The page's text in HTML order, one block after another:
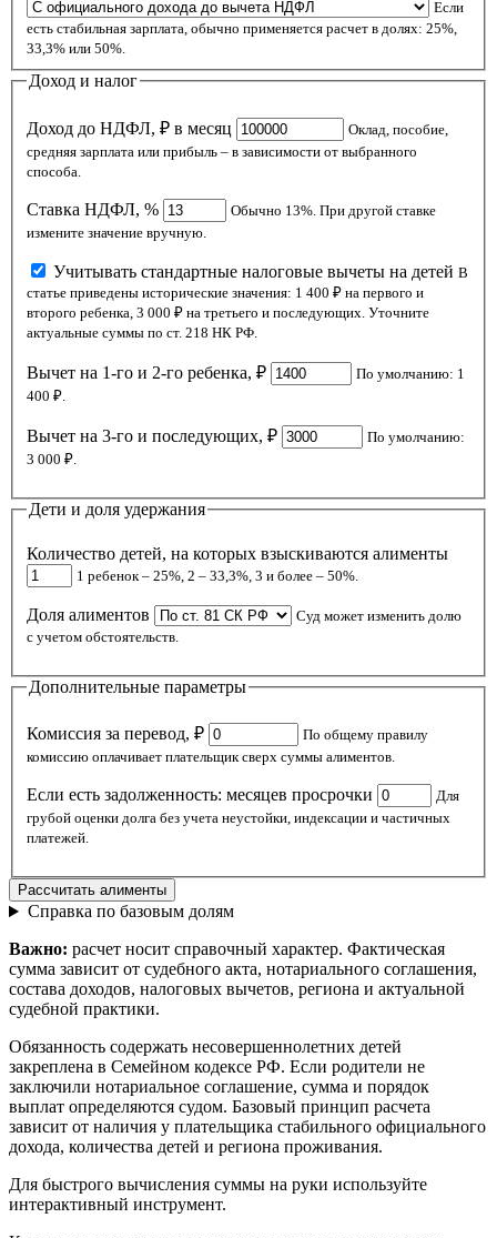
Если
есть стабильная зарплата, обычно применяется расчет в долях: 25%,
33,3% или 50%.
Доход и налог
Доход до НДФЛ, ₽ в месяц
Оклад, пособие,
средняя зарплата или прибыль – в зависимости от выбранного
способа.
Ставка НДФЛ, %
Обычно 13%. При другой ставке
измените значение вручную.
Учитывать стандартные налоговые вычеты на детей В
статье приведены исторические значения: 1 400 ₽ на первого и
второго ребенка, 3 000 ₽ на третьего и последующих. Уточните
актуальные суммы по ст. 218 НК РФ.
Вычет на 1-го и 2-го ребенка, ₽
По умолчанию: 1
400 ₽.
Вычет на 3-го и последующих, ₽
По умолчанию:
3 000 ₽.
Дети и доля удержания
Количество детей, на которых взыскиваются алименты
1 ребенок – 25%, 2 – 33,3%, 3 и более – 50%.
Доля алиментов
Суд может изменить долю
с учетом обстоятельств.
Дополнительные параметры
Комиссия за перевод, ₽
По общему правилу
комиссию оплачивает плательщик сверх суммы алиментов.
Если есть задолженность: месяцев просрочки
Для
грубой оценки долга без учета неустойки, индексации и частичных
платежей.
Рассчитать алименты
Справка по базовым долям
Важно: расчет носит справочный характер. Фактическая
сумма зависит от судебного акта, нотариального соглашения,
состава доходов, налоговых вычетов, региона и актуальной
судебной практики.
Обязанность содержать несовершеннолетних детей
закреплена в Семейном кодексе РФ. Если родители не
заключили нотариальное соглашение, сумма и порядок
выплат определяются судом. Базовый принцип расчета
зависит от наличия у плательщика стабильного официального
дохода, количества детей и региона проживания.
Для быстрого вычисления суммы на руки используйте
интерактивный инструмент.